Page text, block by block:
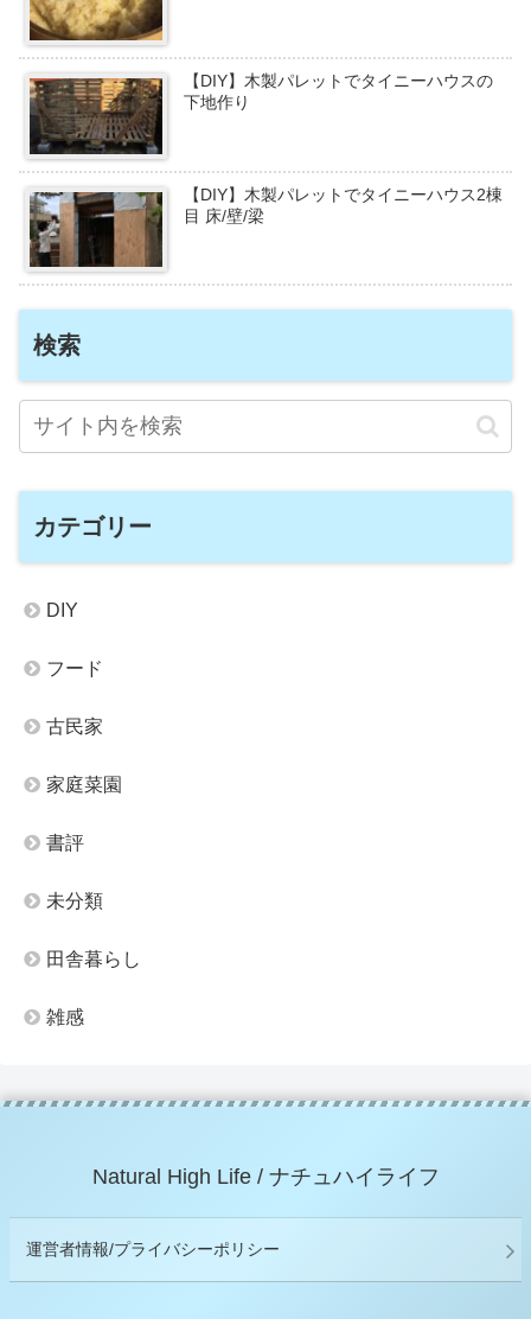
【DIY】木製パレットでタイニーハウスの
下地作り
【DIY】木製パレットでタイニーハウス2棟
目 床/壁/梁
検索
カテゴリー
DIY
フード
古民家
家庭菜園
書評
未分類
田舎暮らし
雑感
Natural High Life / ナチュハイライフ
運営者情報/プライバシーポリシー